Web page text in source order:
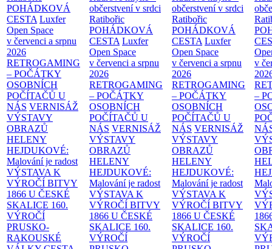
POHÁDKOVÁ
CESTA Luxfer
Open Space
v červenci a srpnu
2026
RETROGAMING
– POČÁTKY
OSOBNÍCH
POČÍTAČŮ U
NÁS VERNISÁŽ
VÝSTAVY
OBRAZŮ
HELENY
HEJDUKOVÉ:
Malování je radost
VÝSTAVA K
VÝROČÍ BITVY
1866 U ČESKÉ
SKALICE 160.
VÝROČÍ
PRUSKO-
RAKOUSKÉ
občerstvení v srdci
Ratibořic
POHÁDKOVÁ
CESTA Luxfer
Open Space
v červenci a srpnu
2026
RETROGAMING
– POČÁTKY
OSOBNÍCH
POČÍTAČŮ U
NÁS VERNISÁŽ
VÝSTAVY
OBRAZŮ
HELENY
HEJDUKOVÉ:
Malování je radost
VÝSTAVA K
VÝROČÍ BITVY
1866 U ČESKÉ
SKALICE 160.
VÝROČÍ
občerstvení v srdci
Ratibořic
POHÁDKOVÁ
CESTA Luxfer
Open Space
v červenci a srpnu
2026
RETROGAMING
– POČÁTKY
OSOBNÍCH
POČÍTAČŮ U
NÁS VERNISÁŽ
VÝSTAVY
OBRAZŮ
HELENY
HEJDUKOVÉ:
Malování je radost
VÝSTAVA K
VÝROČÍ BITVY
1866 U ČESKÉ
SKALICE 160.
VÝROČÍ
v
–